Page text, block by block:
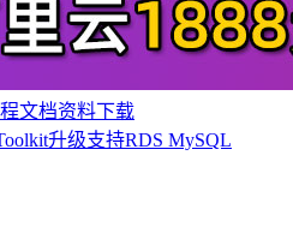
文档资料下载
升级支持RDS MySQL